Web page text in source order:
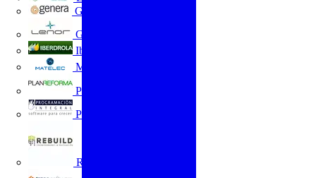
GENERA
Grupo Lenor
Iberdrola
MATELEC
Plan Reforma
Programación Integral
REBUILD